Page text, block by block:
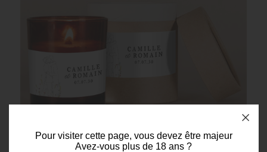
Pour visiter cette page, vous devez être majeur
Avez-vous plus de 18 ans ?